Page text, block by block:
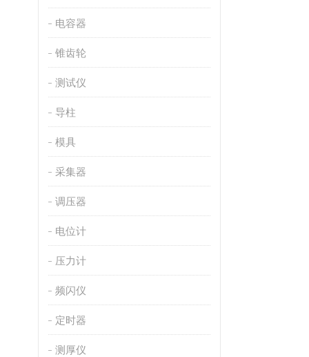
电容器
锥齿轮
测试仪
导柱
模具
采集器
调压器
电位计
压力计
频闪仪
定时器
测厚仪